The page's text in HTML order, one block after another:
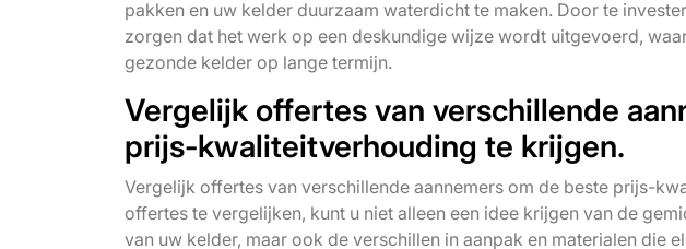
pakken en uw kelder duurzaam waterdicht te maken. Door te
zorgen dat het werk op een deskundige wijze wordt uitgevoerd,
gezonde kelder op lange termijn.
Vergelijk offertes van verschillende
prijs-kwaliteitverhouding te krijgen.
Vergelijk offertes van verschillende aannemers om de beste prijs-
offertes te vergelijken, kunt u niet alleen een idee krijgen van de
van uw kelder, maar ook de verschillen in aanpak en materialen die